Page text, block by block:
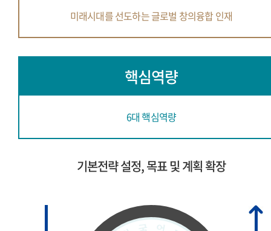
미래시대를 선도하는 글로벌 창의융합 인재
핵심역량
6대 핵심역량
기본전략 설정, 목표 및 계획 확장